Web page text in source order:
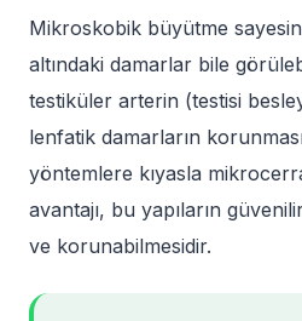
Mikroskobik büyütme
altındaki damarlar bile
testiküler arterin (testisi
lenfatik damarların
yöntemlere kıyasla
avantajı, bu yapıların
ve korunabilmesidir.